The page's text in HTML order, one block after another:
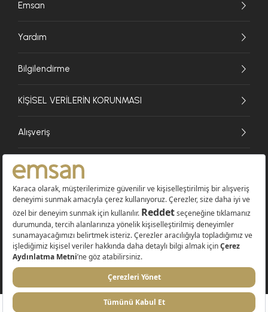
Emsan
Yardım
Bilgilendirme
KİŞİSEL VERİLERİN KORUNMASI
Alışveriş
© 2026 EMSAN A.Ş. Tüm Hakları Saklıdır